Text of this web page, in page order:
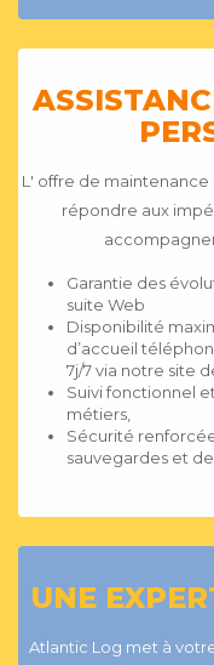
L' offre de
répondre aux
Garantie des
suite Web
Disponibilité
d’accueil
7j/7 via notre site
Suivi fonctionnel
métiers,
Sécurité
sauvegardes et
UNE
Atlantic Log met à